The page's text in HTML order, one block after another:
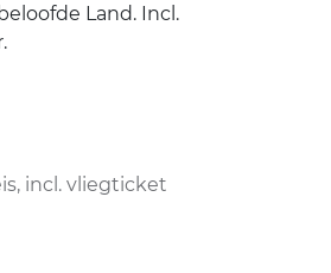
Land. Incl.
incl. vliegticket